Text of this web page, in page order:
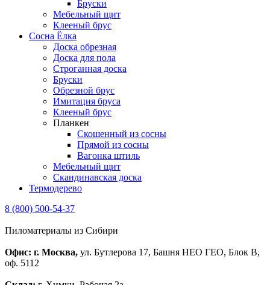
Бруски
Мебельный щит
Клееный брус
Сосна Ёлка
Доска обрезная
Доска для пола
Строганная доска
Бруски
Обрезной брус
Имитация бруса
Клееный брус
Планкен
Скошенный из сосны
Прямой из сосны
Вагонка штиль
Мебельный щит
Скандинавская доска
Термодерево
8 (800) 500-54-37
Пиломатериалы из Сибири
Офис: г. Москва, ул. Бутлерова 17, Башня НЕО ГЕО, Блок В,
оф. 5112